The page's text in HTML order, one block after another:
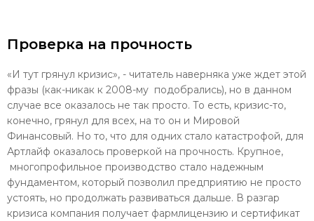
Проверка на прочность
«И тут грянул кризис», - читатель наверняка уже ждет этой
фразы (как-никак к 2008-му подобрались), но в данном
случае все оказалось не так просто. То есть, кризис-то,
конечно, грянул для всех, на то он и Мировой
Финансовый. Но то, что для одних стало катастрофой, для
Артлайф оказалось проверкой на прочность. Крупное,
многопрофильное производство стало надежным
фундаментом, который позволил предприятию не просто
устоять, но продолжать развиваться дальше. В разгар
кризиса компания получает фармлицензию и сертификат